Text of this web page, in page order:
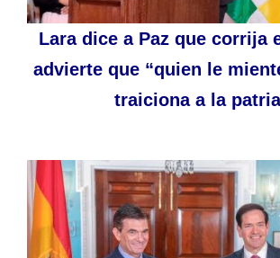
Lara dice a Paz que corrija
advierte que “quien le
traiciona a la